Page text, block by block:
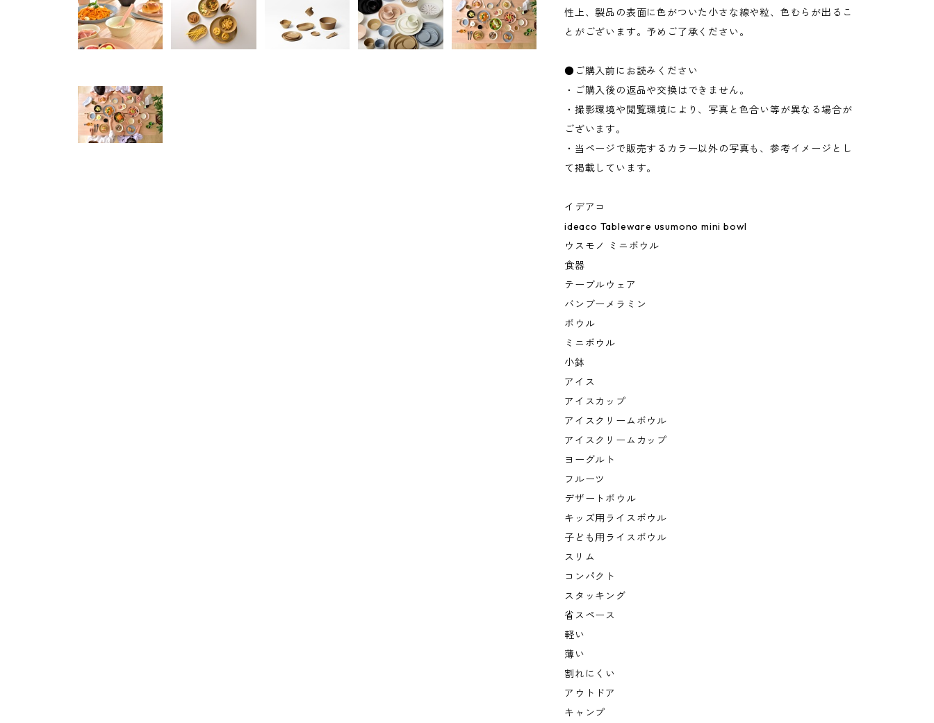
性上、製品の表面に色がついた小さな線や粒、色むらが出るこ
とがございます。予めご了承ください。
●ご購入前にお読みください
・ご購入後の返品や交換はできません。
・撮影環境や閲覧環境により、写真と色合い等が異なる場合が
ございます。
・当ページで販売するカラー以外の写真も、参考イメージとし
て掲載しています。
イデアコ
ideaco Tableware usumono mini bowl
ウスモノ ミニボウル
食器
テーブルウェア
バンブーメラミン
ボウル
ミニボウル
小鉢
アイス
アイスカップ
アイスクリームボウル
アイスクリームカップ
ヨーグルト
フルーツ
デザートボウル
キッズ用ライスボウル
子ども用ライスボウル
スリム
コンパクト
スタッキング
省スペース
軽い
薄い
割れにくい
アウトドア
キャンプ